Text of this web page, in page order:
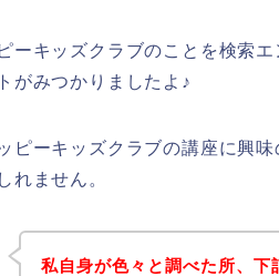
ーキッズクラブのことを検索
がみつかりましたよ♪
ピーキッズクラブの講座に興
れません。
私自身が色々と調べた所、下